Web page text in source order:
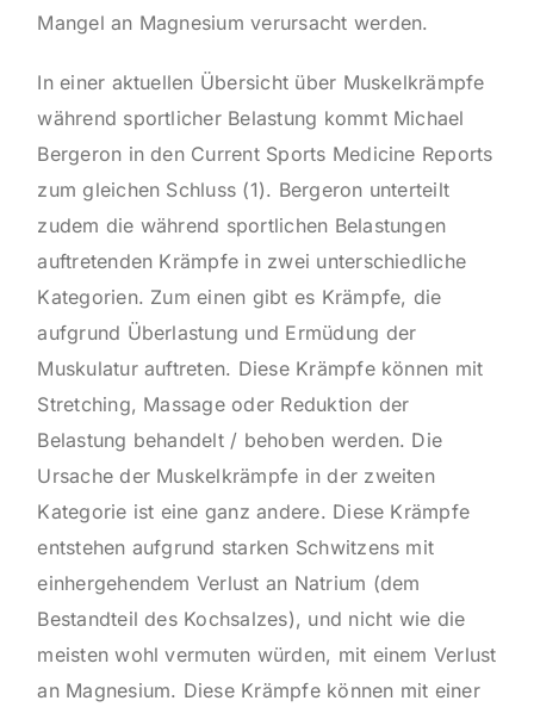
Mangel an Magnesium verursacht werden.
In einer aktuellen Übersicht über Muskelkrämpfe
während sportlicher Belastung kommt Michael
Bergeron in den Current Sports Medicine Reports
zum gleichen Schluss (1). Bergeron unterteilt
zudem die während sportlichen Belastungen
auftretenden Krämpfe in zwei unterschiedliche
Kategorien. Zum einen gibt es Krämpfe, die
aufgrund Überlastung und Ermüdung der
Muskulatur auftreten. Diese Krämpfe können mit
Stretching, Massage oder Reduktion der
Belastung behandelt / behoben werden. Die
Ursache der Muskelkrämpfe in der zweiten
Kategorie ist eine ganz andere. Diese Krämpfe
entstehen aufgrund starken Schwitzens mit
einhergehendem Verlust an Natrium (dem
Bestandteil des Kochsalzes), und nicht wie die
meisten wohl vermuten würden, mit einem Verlust
an Magnesium. Diese Krämpfe können mit einer